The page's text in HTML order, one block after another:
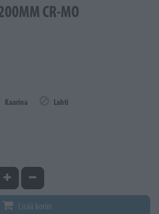
CR-MO
Kaarina
Lahti
Kasvata määrääVähennä määrää
Lisää koriin